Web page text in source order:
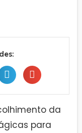
da
para